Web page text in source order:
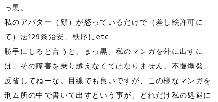
っ黒。
私のアバター（顔）が怒っているだけで（差し絵許可に
て）法129条治安、秩序にetc
勝手にしろと言うと、まっ黒。私のマンガを外に出すに
は、その障害を乗り越えなくてはなりません。不慢爆発、
反省してねーな。目線でも良いですが、この様なマンガを
刑ム所の中で書いて出すという事が、どれだけ私の処遇に